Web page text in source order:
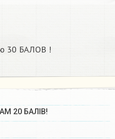
30 БАЛОВ !​
20 БАЛІВ!